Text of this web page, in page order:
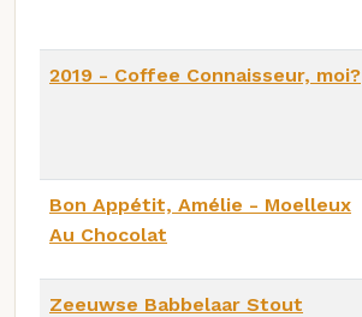
2019 - Coffee Connaisseur, moi?
Bon Appétit, Amélie - Moelleux
Au Chocolat
Zeeuwse Babbelaar Stout